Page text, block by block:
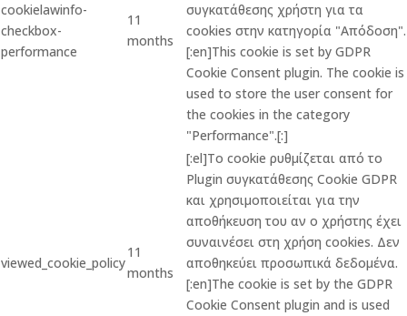
cookielawinfo-
checkbox-
performance
11
months
συγκατάθεσης χρήστη για τα
cookies στην κατηγορία "Απόδοση".
[:en]This cookie is set by GDPR
Cookie Consent plugin. The cookie is
used to store the user consent for
the cookies in the category
"Performance".[:]
viewed_cookie_policy
11
months
[:el]Το cookie ρυθμίζεται από το
Plugin συγκατάθεσης Cookie GDPR
και χρησιμοποιείται για την
αποθήκευση του αν ο χρήστης έχει
συναινέσει στη χρήση cookies. Δεν
αποθηκεύει προσωπικά δεδομένα.
[:en]The cookie is set by the GDPR
Cookie Consent plugin and is used